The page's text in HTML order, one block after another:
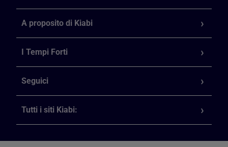
A proposito di Kiabi
I Tempi Forti
Seguici
Tutti i siti Kiabi: